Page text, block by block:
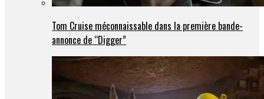
Tom Cruise méconnaissable dans la première bande-
annonce de “Digger”